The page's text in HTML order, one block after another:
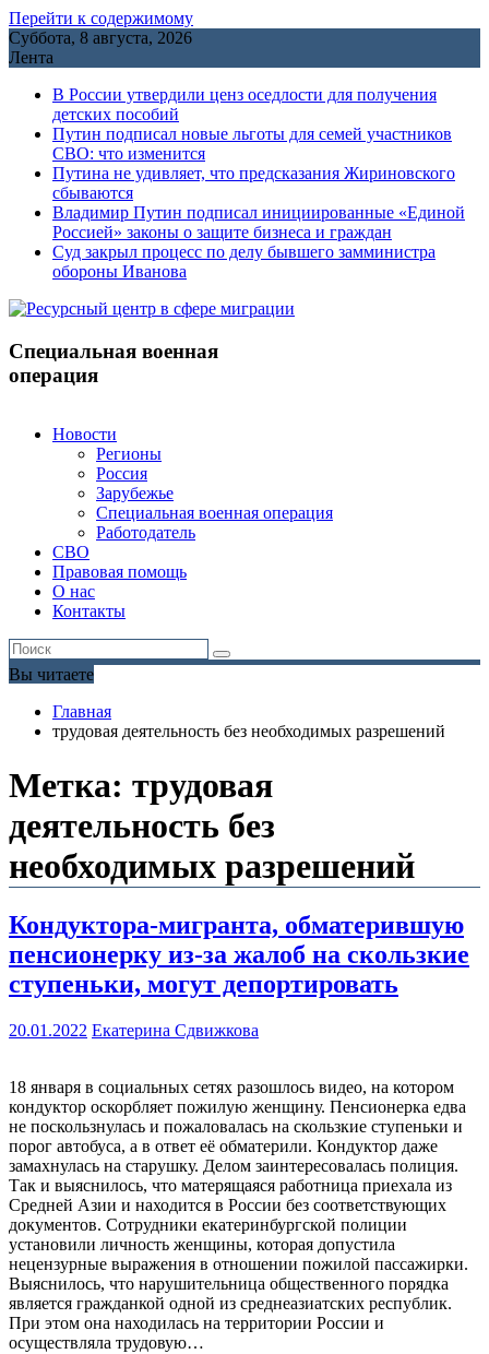
Перейти к содержимому
Суббота, 8 августа, 2026
Лента
В России утвердили ценз оседлости для получения
детских пособий
Путин подписал новые льготы для семей участников
СВО: что изменится
Путина не удивляет, что предсказания Жириновского
сбываются
Владимир Путин подписал инициированные «Единой
Россией» законы о защите бизнеса и граждан
Cуд закрыл процесс по делу бывшего замминистра
обороны Иванова
Специальная военная
операция
Новости
Регионы
Россия
Зарубежье
Специальная военная операция
Работодатель
СВО
Правовая помощь
О нас
Контакты
Вы читаете
Главная
трудовая деятельность без необходимых разрешений
Метка: трудовая
деятельность без
необходимых разрешений
Кондуктора-мигранта, обматерившую
пенсионерку из-за жалоб на скользкие
ступеньки, могут депортировать
20.01.2022 Екатерина Сдвижкова
18 января в социальных сетях разошлось видео, на котором
кондуктор оскорбляет пожилую женщину. Пенсионерка едва
не поскользнулась и пожаловалась на скользкие ступеньки и
порог автобуса, а в ответ её обматерили. Кондуктор даже
замахнулась на старушку. Делом заинтересовалась полиция.
Так и выяснилось, что матерящаяся работница приехала из
Средней Азии и находится в России без соответствующих
документов. Сотрудники екатеринбургской полиции
установили личность женщины, которая допустила
нецензурные выражения в отношении пожилой пассажирки.
Выяснилось, что нарушительница общественного порядка
является гражданкой одной из среднеазиатских республик.
При этом она находилась на территории России и
осуществляла трудовую…